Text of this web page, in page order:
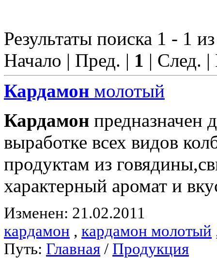
Результаты поиска 1 - 1
Начало | Пред. | 1 | След.
Кардамон молотый
Кардамон предназначен
выработке всех видов
продуктам из
характерный аромат и
Изменен: 21.02.2011
кардамон , кардамон молотый
Путь: Главная / Продукция